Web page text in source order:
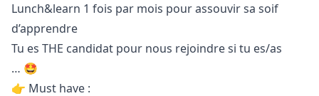
Lunch&learn 1 fois par mois pour assouvir sa soif
d’apprendre
Tu es THE candidat pour nous rejoindre si tu es/as
… 🤩
👉 Must have :